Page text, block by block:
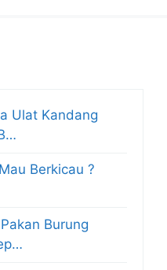
Ulat Kandang
Berkicau ?
Burung